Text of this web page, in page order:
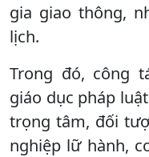
gia giao thông,
lịch.
Trong đó, công
giáo dục pháp
trọng tâm, đối
nghiệp lữ hành,